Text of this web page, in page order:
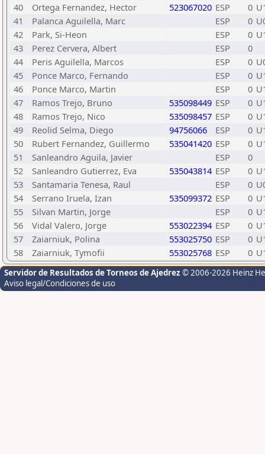
40
Ortega Fernandez, Hector 523067020 ESP 0
41
Palanca Aguilella, Marc ESP 0
42
Park, Si-Heon ESP 0
43
Perez Cervera, Albert ESP
0
44
Peris Aguilella, Marcos ESP 0
45
Ponce Marco, Fernando ESP 0
46
Ponce Marco, Martin ESP 0
47
Ramos Trejo, Bruno 535098449 ESP 0
48
Ramos Trejo, Nico 535098457 ESP 0
49
Reolid Selma, Diego 94756066 ESP 0
50
Rubert Fernandez, Guillermo 535041420 ESP 0
51
Sanleandro Aguila, Javier ESP
0
52
Sanleandro Gutierrez, Eva 535043814 ESP 0
53
Santamaria Tenesa, Raul ESP 0
54
Serrano Iruela, Izan 535099372 ESP 0
55
Silvan Martin, Jorge ESP 0
56
Vidal Valero, Jorge 553022394 ESP 0
57
Zaiarniuk, Polina 553025750 ESP 0
58
Zaiarniuk, Tymofii 553025768 ESP 0
Servidor de Resultados de Torneos de Ajedrez © 2006-2026 Heinz
Aviso legal/Condiciones de uso